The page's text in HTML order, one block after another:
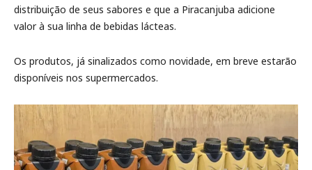
distribuição de seus sabores e que a Piracanjuba adicione
valor à sua linha de bebidas lácteas.
Os produtos, já sinalizados como novidade, em breve estarão
disponíveis nos supermercados.